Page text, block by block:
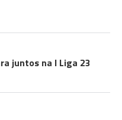
juntos na I Liga 23